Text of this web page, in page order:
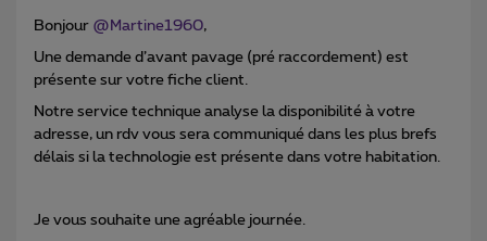
Bonjour @Martine1960,
Une demande d’avant pavage (pré raccordement) est
présente sur votre fiche client.
Notre service technique analyse la disponibilité à votre
adresse, un rdv vous sera communiqué dans les plus brefs
délais si la technologie est présente dans votre habitation.
Je vous souhaite une agréable journée.